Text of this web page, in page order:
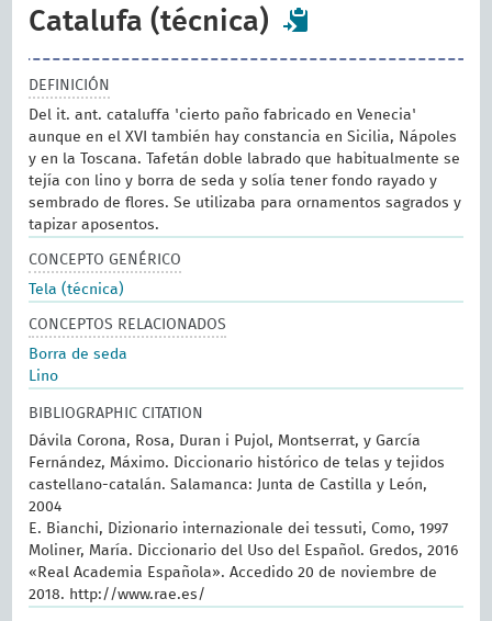
Catalufa (técnica)
DEFINICIÓN
Del it. ant. cataluffa 'cierto paño fabricado en Venecia'
aunque en el XVI también hay constancia en Sicilia, Nápoles
y en la Toscana. Tafetán doble labrado que habitualmente se
tejía con lino y borra de seda y solía tener fondo rayado y
sembrado de flores. Se utilizaba para ornamentos sagrados y
tapizar aposentos.
CONCEPTO GENÉRICO
Tela (técnica)
CONCEPTOS RELACIONADOS
Borra de seda
Lino
BIBLIOGRAPHIC CITATION
Dávila Corona, Rosa, Duran i Pujol, Montserrat, y García
Fernández, Máximo. Diccionario histórico de telas y tejidos
castellano-catalán. Salamanca: Junta de Castilla y León,
2004
E. Bianchi, Dizionario internazionale dei tessuti, Como, 1997
Moliner, María. Diccionario del Uso del Español. Gredos, 2016
«Real Academia Española». Accedido 20 de noviembre de
2018. http://www.rae.es/